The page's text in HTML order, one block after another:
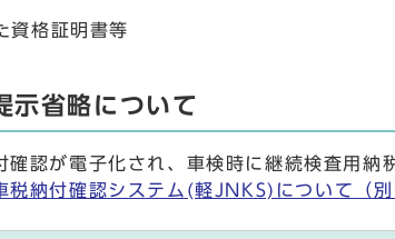
資格証明書等
示省略について
認が電子化され、車検時に継続検査用納
税納付確認システム(軽JNKS)について （